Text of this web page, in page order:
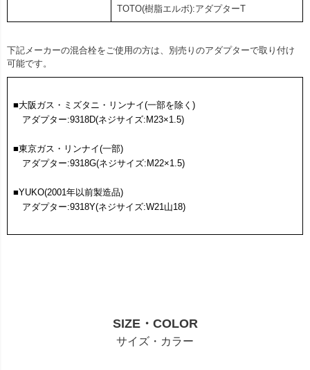
TOTO(樹脂エルボ):アダプターT
下記メーカーの混合栓をご使用の方は、別売りのアダプターで取り付け
可能です。
■大阪ガス・ミズタニ・リンナイ(一部を除く)
アダプター:9318D(ネジサイズ:M23×1.5)
■東京ガス・リンナイ(一部)
アダプター:9318G(ネジサイズ:M22×1.5)
■YUKO(2001年以前製造品)
アダプター:9318Y(ネジサイズ:W21山18)
SIZE・COLOR
サイズ・カラー